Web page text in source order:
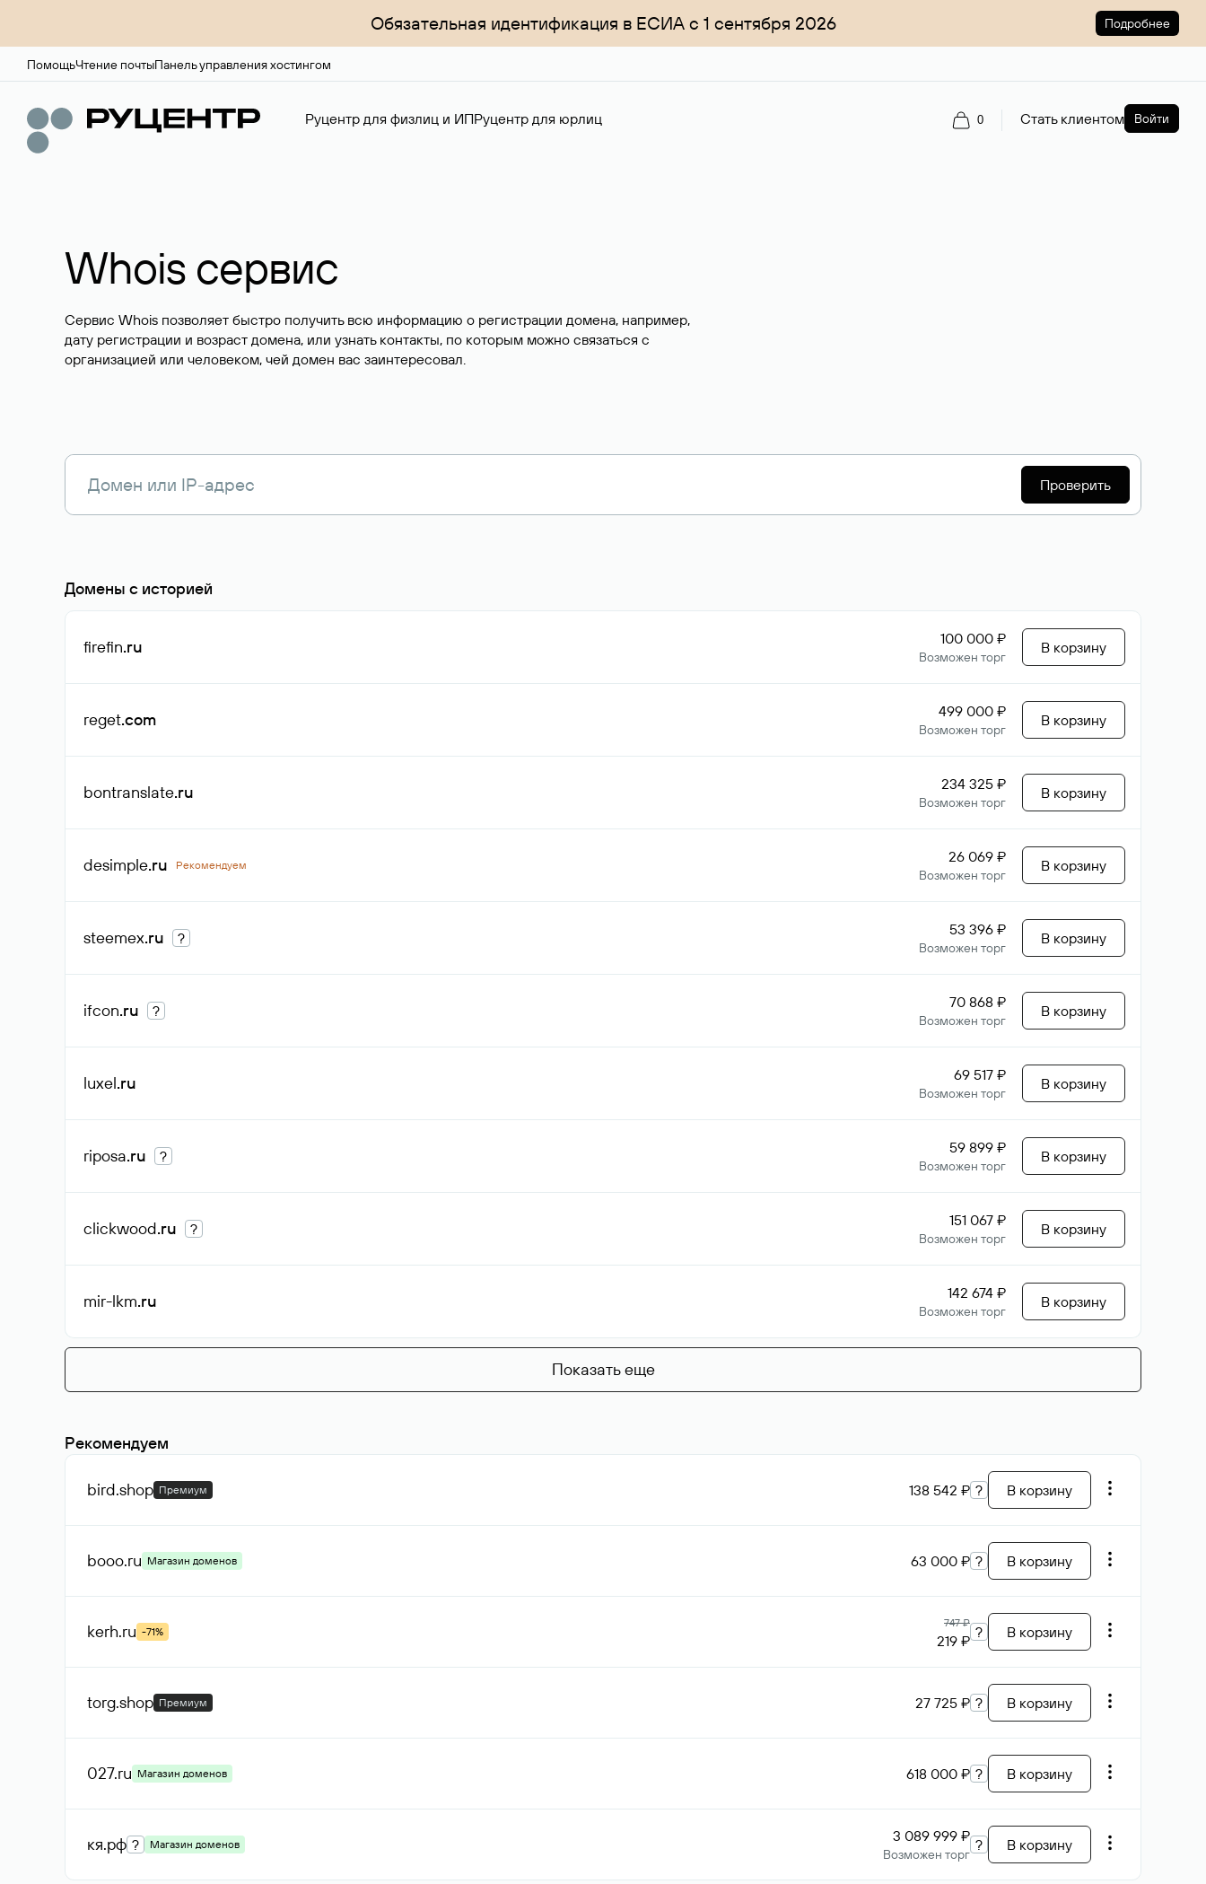
Обязательная идентификация в ЕСИА с 1 сентября 2026 Подробнее
ПомощьЧтение почтыПанель управления хостингом
Руцентр для физлиц и ИПРуцентр для юрлиц 0 Стать клиентом Войти
Whois сервис
Сервис Whois позволяет быстро получить всю информацию о регистрации домена, например,
дату регистрации и возраст домена, или узнать контакты, по которым можно связаться с
организацией или человеком, чей домен вас заинтересовал.
Проверить
Домены с историей
firefin.ru 100 000 ₽
Возможен торг
В корзину
reget.com 499 000 ₽
Возможен торг
В корзину
bontranslate.ru 234 325 ₽
Возможен торг
В корзину
desimple.ru Рекомендуем 26 069 ₽
Возможен торг
В корзину
steemex.ru ? 53 396 ₽
Возможен торг
В корзину
ifcon.ru ? 70 868 ₽
Возможен торг
В корзину
luxel.ru 69 517 ₽
Возможен торг
В корзину
riposa.ru ? 59 899 ₽
Возможен торг
В корзину
clickwood.ru ? 151 067 ₽
Возможен торг
В корзину
mir-lkm.ru 142 674 ₽
Возможен торг
В корзину
Показать еще
Рекомендуем
bird.shop Премиум 138 542 ₽ ? В корзину
booo.ru Магазин доменов 63 000 ₽ ? В корзину
kerh.ru -71%
747 ₽
219 ₽ ? В корзину
torg.shop Премиум 27 725 ₽ ? В корзину
027.ru Магазин доменов 618 000 ₽ ? В корзину
кя.рф ? Магазин доменов 3 089 999 ₽
Возможен торг
? В корзину